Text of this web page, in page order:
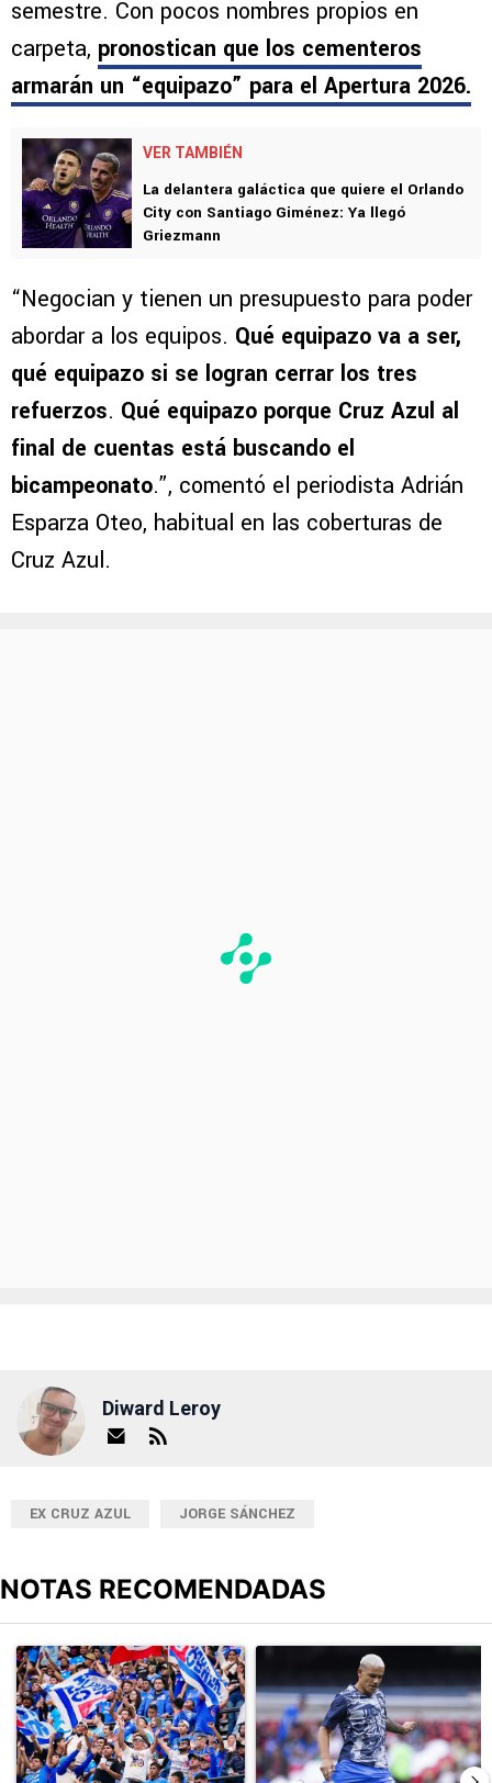
semestre. Con pocos nombres propios en
carpeta, pronostican que los cementeros
armarán un “equipazo” para el Apertura 2026.
VER TAMBIÉN
La delantera galáctica que quiere el Orlando
City con Santiago Giménez: Ya llegó
Griezmann
“Negocian y tienen un presupuesto para poder
abordar a los equipos. Qué equipazo va a ser,
qué equipazo si se logran cerrar los tres
refuerzos. Qué equipazo porque Cruz Azul al
final de cuentas está buscando el
bicampeonato.”, comentó el periodista Adrián
Esparza Oteo, habitual en las coberturas de
Cruz Azul.
Diward Leroy
EX CRUZ AZUL JORGE SÁNCHEZ
NOTAS RECOMENDADAS
Un artículo de tendencia con el título "Ni la victoria los calma: El
Un artículo de tendencia con